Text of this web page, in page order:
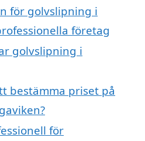
för golvslipning i
företag
golvslipning i
bestämma priset på
för